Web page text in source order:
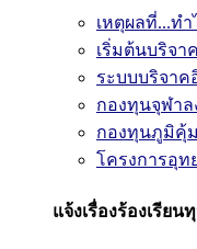
เหตุผลที่...ท
เริ่มต้นบริจาค
ระบบบริจาค
กองทุนจุฬา
กองทุนภูมิคุ้
โครงการอุท
แจ้งเรื่องร้องเรียน